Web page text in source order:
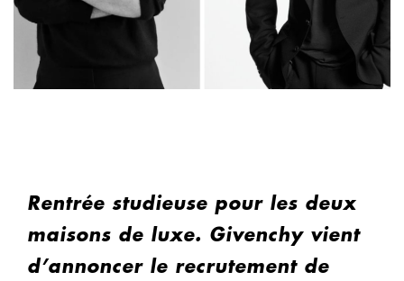
Rentrée studieuse pour les deux
maisons de luxe. Givenchy vient
d’annoncer le recrutement de